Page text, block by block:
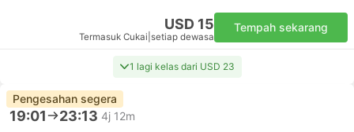
USD 15
Termasuk Cukai setiap dewasa
Tempah sekarang
1 lagi kelas dari USD 23
Pengesahan segera
19:01 23:13 4j 12m